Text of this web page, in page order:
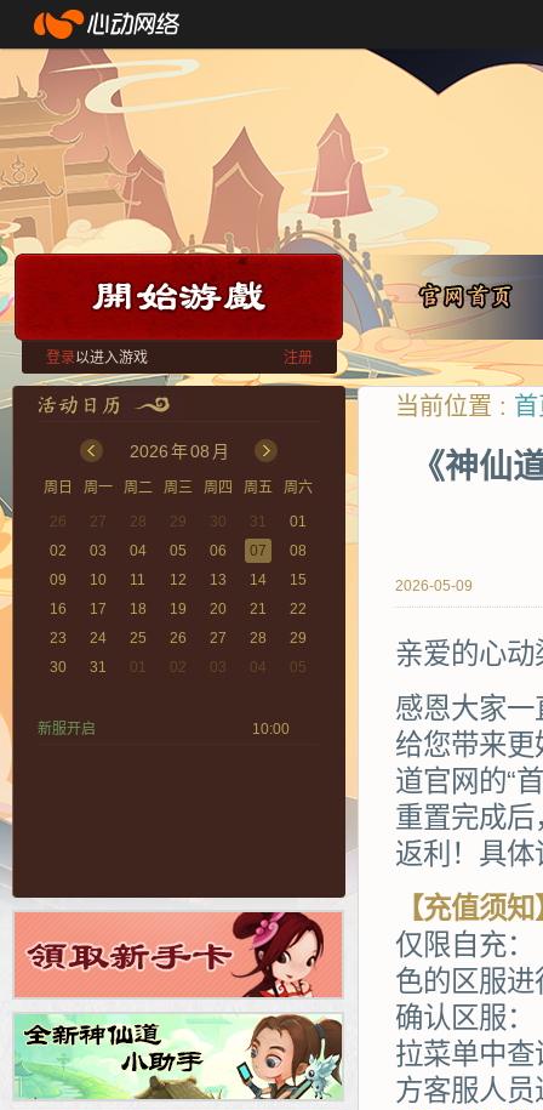
登录以进入游戏 注册
2026年08 月
周日 周一 周二 周三 周四 周五
周六
26
27 28 29 30 31
01
02
03 04 05 06 07
08
09
10 11 12 13 14
15
16
17 18 19 20 21
22
23
24 25 26 27 28
29
30
31 01 02 03 04 05
新服开启 10:00
当前位置 :
《神仙
2026-05-09
亲爱的心
感恩大家
给您带来
道官网的“
重置完成
返利！具
【充值须知
仅限自充：
色的区服
确认区服
拉菜单中
方客服人